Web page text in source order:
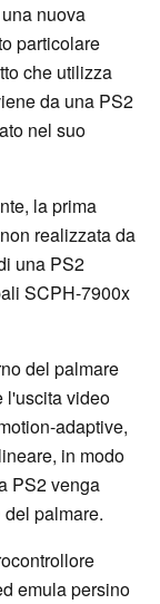
nuova
particolare
che utilizza
da una PS2
nel suo
la prima
realizzata da
una PS2
SCPH-7900x
del palmare
l'uscita video
adaptive,
in modo
PS2 venga
palmare.
emula persino